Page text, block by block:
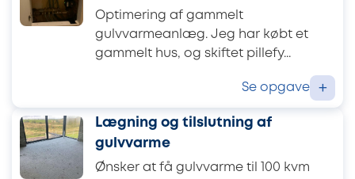
Optimering af gammelt
gulvvarmeanlæg. Jeg har købt et
gammelt hus, og skiftet pillefy...
Se opgave +
Lægning og tilslutning af
gulvvarme
Ønsker at få gulvvarme til 100 kvm